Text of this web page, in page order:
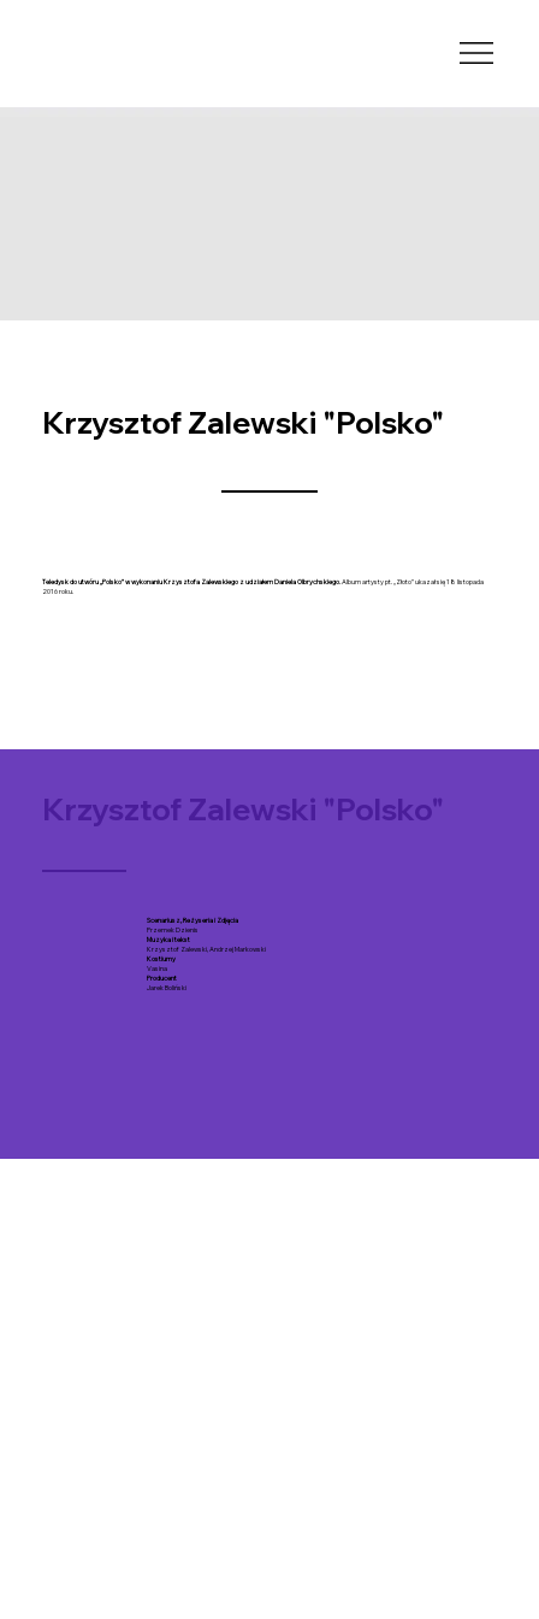
Krzysztof Zalewski "Polsko"
Teledysk do utwóru „Polsko” w wykonaniu Krzysztofa Zalewskiego z udziałem Daniela Olbrychskiego.Album artysty pt. „Złoto” ukazał się 18 listopada
2016 roku.
Krzysztof Zalewski "Polsko"
Scenariusz, Reżyseria i Zdjęcia
Przemek Dzienis
Muzyka i tekst
Krzysztof Zalewski, Andrzej Markowski
Kostiumy
Vasina
Producent
Jarek Boliński